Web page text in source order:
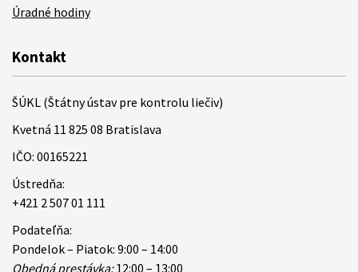
Úradné hodiny
Kontakt
ŠÚKL (Štátny ústav pre kontrolu liečiv)
Kvetná 11 825 08 Bratislava
IČO: 00165221
Ústredňa:
+421 2 507 01 111
Podateľňa:
Pondelok – Piatok: 9:00 – 14:00
Obedná prestávka:12:00 – 13:00